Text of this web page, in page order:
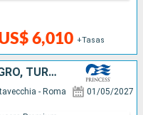
6,010 +Tasas
FRANCIA, CROACIA, MONTENEGRO, TURQUÍA, ITALIA, MALTA, GRECIA
- Roma 01/05/2027